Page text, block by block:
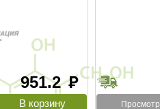
951.2руб
Просмотр